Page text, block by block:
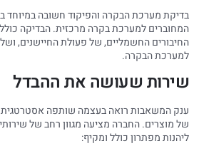
בדיקת מערכת הבקרה והפיקוד חשובה במיוחד
המחוברים למערכת בקרה מרכזית. הבדיקה
החיבורים החשמליים, של פעולת החיישנים,
למערכת הבקרה.
שירות שעושה את ההבדל
ענק המשאבות רואה בעצמה שותפה אסטרטגית
של מוצרים. החברה מציעה מגוון רחב של
ליהנות מפתרון כולל ומקיף: